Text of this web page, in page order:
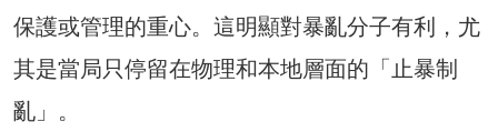
保護或管理的重心。這明顯對暴亂分子有利，尤
其是當局只停留在物理和本地層面的「止暴制
亂」。